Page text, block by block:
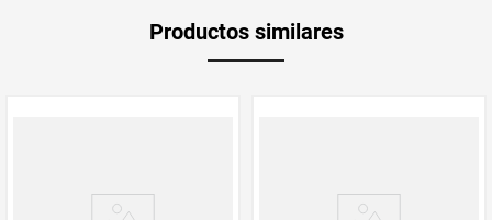
Productos similares